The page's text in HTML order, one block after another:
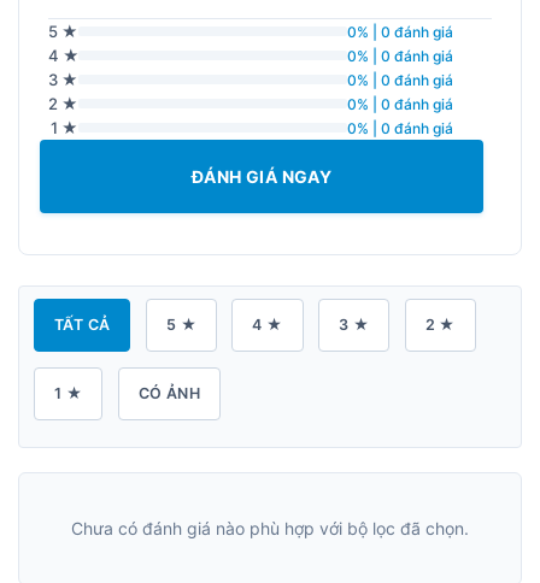
5 ★ 0% | 0 đánh giá
4 ★ 0% | 0 đánh giá
3 ★ 0% | 0 đánh giá
2 ★ 0% | 0 đánh giá
1 ★ 0% | 0 đánh giá
ĐÁNH GIÁ NGAY
TẤT CẢ 5 ★ 4 ★ 3 ★ 2 ★
1 ★ CÓ ẢNH
Chưa có đánh giá nào phù hợp với bộ lọc đã chọn.